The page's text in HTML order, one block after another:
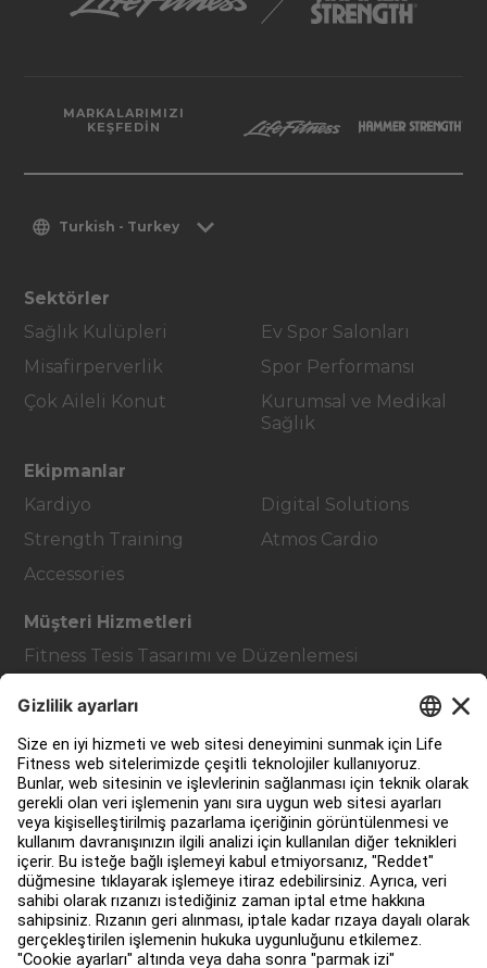
MARKALARIMIZI
KEŞFEDIN
Turkish - Turkey
Sektörler
Sağlık Kulüpleri
Misafirperverlik
Çok Aileli Konut
Ev Spor Salonları
Spor Performansı
Kurumsal ve Medikal
Sağlık
Ekipmanlar
Kardiyo
Strength Training
Accessories
Digital Solutions
Atmos Cardio
Müşteri Hizmetleri
Fitness Tesis Tasarımı ve Düzenlemesi
Hakkında
Bir Distribütör Bul
Mağaza bul
Yasal
Erişilebilirlik
Facility Connect'ya giriş yap